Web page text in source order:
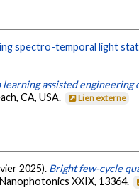
spectro-temporal light
learning assisted
CA, USA.
Lien externe
2025). Bright few-cycle
XXIX, 13364.